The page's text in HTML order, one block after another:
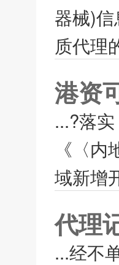
器械)
质代理
港资
...?落
《〈
域新增
代理
...经不